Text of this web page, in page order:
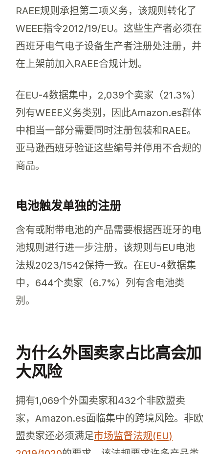
RAEE规则承担第二项义务，该规则转化了
WEEE指令2012/19/EU。这些生产者必须在
西班牙电气电子设备生产者注册处注册，并
在上架前加入RAEE合规计划。
在EU-4数据集中，2,039个卖家（21.3%）
列有WEEE义务类别，因此Amazon.es群体
中相当一部分需要同时注册包装和RAEE。
亚马逊西班牙验证这些编号并停用不合规的
商品。
电池触发单独的注册
含有或附带电池的产品需要根据西班牙的电
池规则进行进一步注册，该规则与EU电池
法规2023/1542保持一致。在EU-4数据集
中，644个卖家（6.7%）列有含电池类
别。
为什么外国卖家占比高会加
大风险
拥有1,069个外国卖家和432个非欧盟卖
家，Amazon.es面临集中的跨境风险。非欧
盟卖家还必须满足市场监督法规(EU)